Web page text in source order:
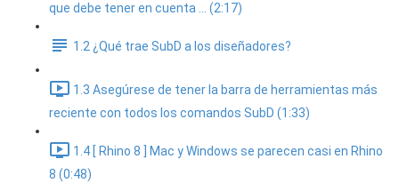
que debe tener en cuenta ... (2:17)
1.2 ¿Qué trae SubD a los diseñadores?
1.3 Asegúrese de tener la barra de herramientas más
reciente con todos los comandos SubD (1:33)
1.4 [ Rhino 8 ] Mac y Windows se parecen casi en Rhino
8 (0:48)